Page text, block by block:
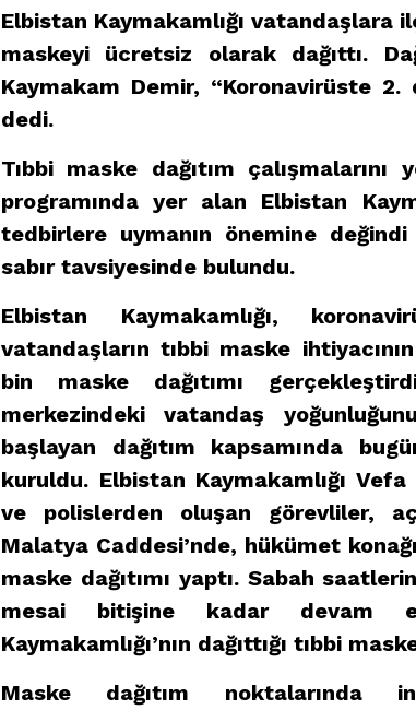
Elbistan Kaymakamlığı vatandaşlara
maskeyi ücretsiz olarak dağıttı.
Kaymakam Demir, “Koronavirüste
dedi.
Tıbbi maske dağıtım
programında yer alan Elbistan
tedbirlere uymanın önemine
sabır tavsiyesinde bulundu.
Elbistan Kaymakamlığı,
vatandaşların tıbbi maske
bin maske dağıtımı
merkezindeki vatandaş
başlayan dağıtım kapsamında
kuruldu. Elbistan Kaymakamlığı
ve polislerden oluşan görevliler,
Malatya Caddesi’nde, hükümet
maske dağıtımı yaptı. Sabah
mesai bitişine kadar devam
Kaymakamlığı’nın dağıttığı tıbbi
Maske dağıtım noktalarında